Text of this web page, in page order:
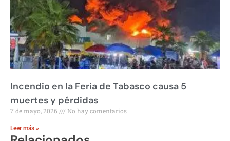
Incendio en la Feria de Tabasco causa 5
muertes y pérdidas
7 de mayo, 2026 No hay comentarios
Leer más »